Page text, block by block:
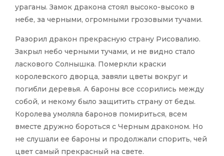
ураганы. Замок дракона стоял высоко-высоко в
небе, за черными, огромными грозовыми тучами.
Разорил дракон прекрасную страну Рисовалию.
Закрыл небо черными тучами, и не видно стало
ласкового Солнышка. Померкли краски
королевского дворца, завяли цветы вокруг и
погибли деревья. А бароны все ссорились между
собой, и некому было защитить страну от беды.
Королева умоляла баронов помириться, всем
вместе дружно бороться с Черным драконом. Но
не слушали ее бароны и продолжали спорить, чей
цвет самый прекрасный на свете.